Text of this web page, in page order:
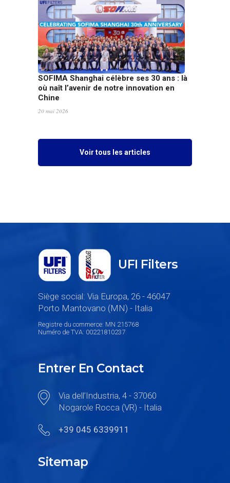
SOFIMA Shanghai célèbre ses 30 ans : là
où naît l’avenir de notre innovation en
Chine
20 mai 2026
Voir tous les articles
UFI Filters
Siège social: Via Europa, 26 - 46047
Porto Mantovano (MN) - Italia
Registre du commerce: MN 215768
Numéro de TVA: 00221810237
Entrer En Contact
Via dell’Industria, 4 - 37060
Nogarole Rocca (VR) - Italia
+39 045 6339911
Sitemap